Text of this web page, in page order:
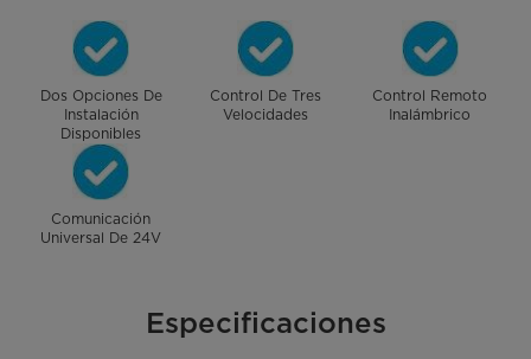
Dos Opciones De
Instalación
Disponibles
Control De Tres
Velocidades
Control Remoto
Inalámbrico
Comunicación
Universal De 24V
Especificaciones